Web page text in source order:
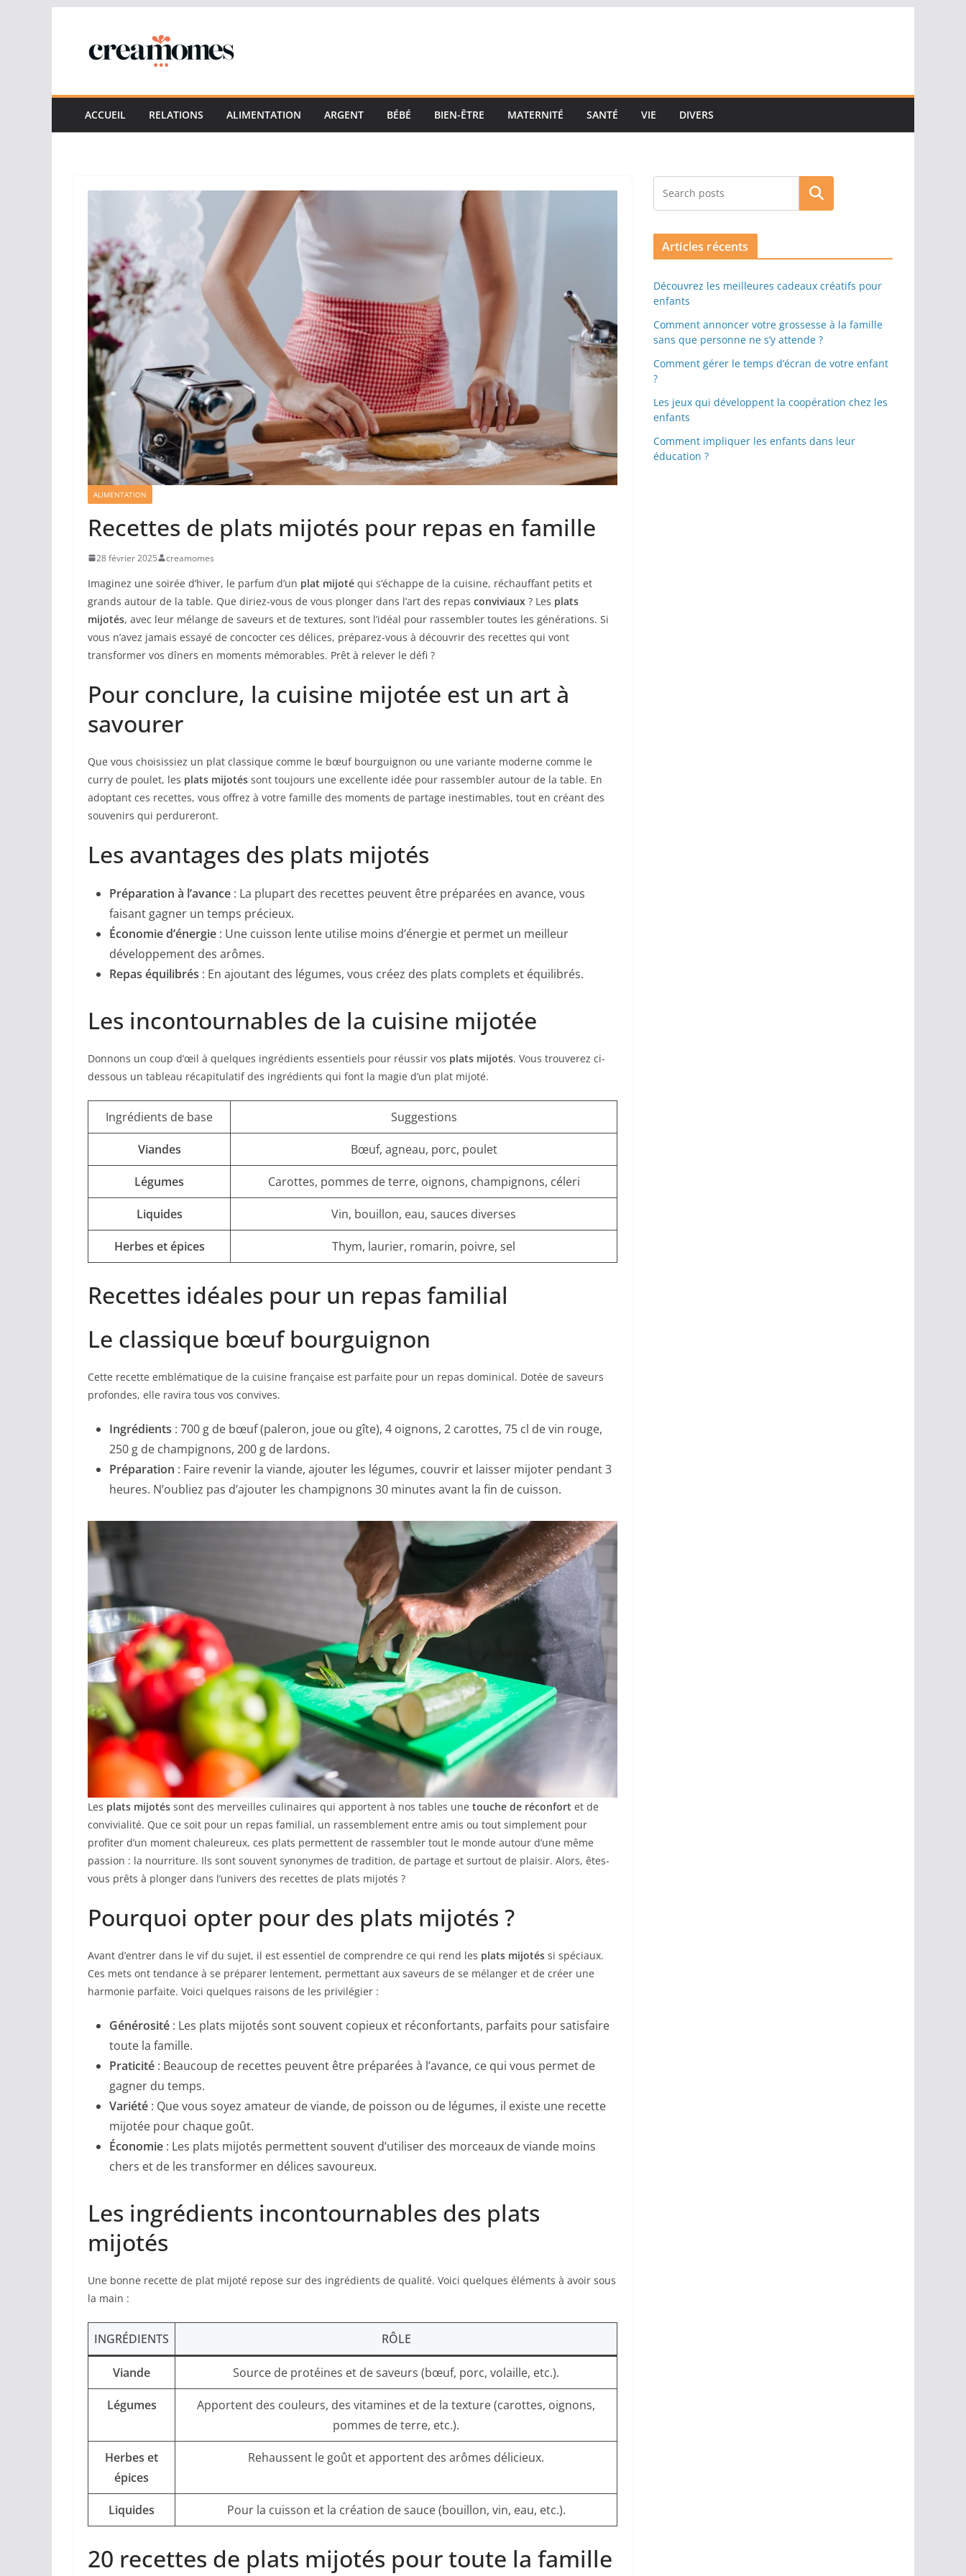
contenu
ACCUEIL RELATIONS ALIMENTATION ARGENT BÉBÉ BIEN-ÊTRE MATERNITÉ SANTÉ VIE DIVERS
ALIMENTATION
Recettes de plats mijotés pour repas en famille
28 février 2025 creamomes
Imaginez une soirée d’hiver, le parfum d’un plat mijoté qui s’échappe de la cuisine, réchauffant petits et
grands autour de la table. Que diriez-vous de vous plonger dans l’art des repas conviviaux ? Les plats
mijotés, avec leur mélange de saveurs et de textures, sont l’idéal pour rassembler toutes les générations. Si
vous n’avez jamais essayé de concocter ces délices, préparez-vous à découvrir des recettes qui vont
transformer vos dîners en moments mémorables. Prêt à relever le défi ?
Pour conclure, la cuisine mijotée est un art à
savourer
Que vous choisissiez un plat classique comme le bœuf bourguignon ou une variante moderne comme le
curry de poulet, les plats mijotés sont toujours une excellente idée pour rassembler autour de la table. En
adoptant ces recettes, vous offrez à votre famille des moments de partage inestimables, tout en créant des
souvenirs qui perdureront.
Les avantages des plats mijotés
Préparation à l’avance : La plupart des recettes peuvent être préparées en avance, vous
faisant gagner un temps précieux.
Économie d’énergie : Une cuisson lente utilise moins d’énergie et permet un meilleur
développement des arômes.
Repas équilibrés : En ajoutant des légumes, vous créez des plats complets et équilibrés.
Les incontournables de la cuisine mijotée
Donnons un coup d’œil à quelques ingrédients essentiels pour réussir vos plats mijotés. Vous trouverez ci-
dessous un tableau récapitulatif des ingrédients qui font la magie d’un plat mijoté.
Ingrédients de base Suggestions
Viandes Bœuf, agneau, porc, poulet
Légumes Carottes, pommes de terre, oignons, champignons, céleri
Liquides Vin, bouillon, eau, sauces diverses
Herbes et épices Thym, laurier, romarin, poivre, sel
Recettes idéales pour un repas familial
Le classique bœuf bourguignon
Cette recette emblématique de la cuisine française est parfaite pour un repas dominical. Dotée de saveurs
profondes, elle ravira tous vos convives.
Ingrédients : 700 g de bœuf (paleron, joue ou gîte), 4 oignons, 2 carottes, 75 cl de vin rouge,
250 g de champignons, 200 g de lardons.
Préparation : Faire revenir la viande, ajouter les légumes, couvrir et laisser mijoter pendant 3
heures. N’oubliez pas d’ajouter les champignons 30 minutes avant la fin de cuisson.
Les plats mijotés sont des merveilles culinaires qui apportent à nos tables une touche de réconfort et de
convivialité. Que ce soit pour un repas familial, un rassemblement entre amis ou tout simplement pour
profiter d’un moment chaleureux, ces plats permettent de rassembler tout le monde autour d’une même
passion : la nourriture. Ils sont souvent synonymes de tradition, de partage et surtout de plaisir. Alors, êtes-
vous prêts à plonger dans l’univers des recettes de plats mijotés ?
Pourquoi opter pour des plats mijotés ?
Avant d’entrer dans le vif du sujet, il est essentiel de comprendre ce qui rend les plats mijotés si spéciaux.
Ces mets ont tendance à se préparer lentement, permettant aux saveurs de se mélanger et de créer une
harmonie parfaite. Voici quelques raisons de les privilégier :
Générosité : Les plats mijotés sont souvent copieux et réconfortants, parfaits pour satisfaire
toute la famille.
Praticité : Beaucoup de recettes peuvent être préparées à l’avance, ce qui vous permet de
gagner du temps.
Variété : Que vous soyez amateur de viande, de poisson ou de légumes, il existe une recette
mijotée pour chaque goût.
Économie : Les plats mijotés permettent souvent d’utiliser des morceaux de viande moins
chers et de les transformer en délices savoureux.
Les ingrédients incontournables des plats
mijotés
Une bonne recette de plat mijoté repose sur des ingrédients de qualité. Voici quelques éléments à avoir sous
la main :
INGRÉDIENTS RÔLE
Viande Source de protéines et de saveurs (bœuf, porc, volaille, etc.).
Légumes
Apportent des couleurs, des vitamines et de la texture (carottes, oignons,
pommes de terre, etc.).
Herbes et
épices
Rehaussent le goût et apportent des arômes délicieux.
Liquides Pour la cuisson et la création de sauce (bouillon, vin, eau, etc.).
20 recettes de plats mijotés pour toute la famille
Rechercher
Articles récents
Découvrez les meilleures cadeaux créatifs pour
enfants
Comment annoncer votre grossesse à la famille
sans que personne ne s’y attende ?
Comment gérer le temps d’écran de votre enfant
?
Les jeux qui développent la coopération chez les
enfants
Comment impliquer les enfants dans leur
éducation ?